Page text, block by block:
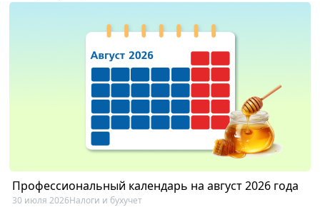
Профессиональный календарь на август 2026 года
30 июля 2026Налоги и бухучет